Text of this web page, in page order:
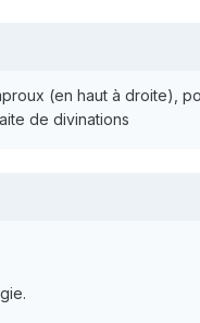
(en haut à droite),
de divinations